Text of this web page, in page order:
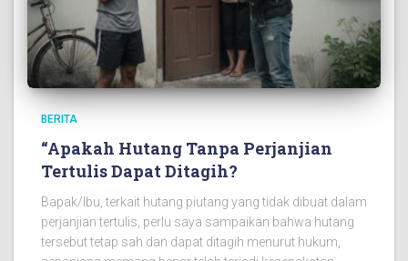
BERITA
“Apakah Hutang Tanpa Perjanjian
Tertulis Dapat Ditagih?
Bapak/Ibu, terkait hutang piutang yang tidak dibuat dalam
perjanjian tertulis, perlu saya sampaikan bahwa hutang
tersebut tetap sah dan dapat ditagih menurut hukum,